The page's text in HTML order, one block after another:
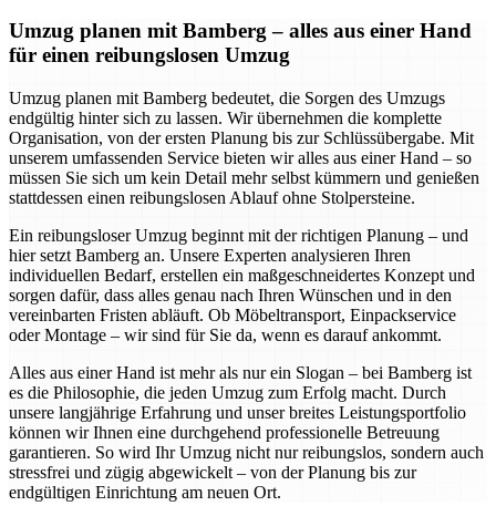
Umzug planen mit Bamberg – alles aus einer Hand
für einen reibungslosen Umzug
Umzug planen mit Bamberg bedeutet, die Sorgen des Umzugs
endgültig hinter sich zu lassen. Wir übernehmen die komplette
Organisation, von der ersten Planung bis zur Schlüssübergabe. Mit
unserem umfassenden Service bieten wir alles aus einer Hand – so
müssen Sie sich um kein Detail mehr selbst kümmern und genießen
stattdessen einen reibungslosen Ablauf ohne Stolpersteine.
Ein reibungsloser Umzug beginnt mit der richtigen Planung – und
hier setzt Bamberg an. Unsere Experten analysieren Ihren
individuellen Bedarf, erstellen ein maßgeschneidertes Konzept und
sorgen dafür, dass alles genau nach Ihren Wünschen und in den
vereinbarten Fristen abläuft. Ob Möbeltransport, Einpackservice
oder Montage – wir sind für Sie da, wenn es darauf ankommt.
Alles aus einer Hand ist mehr als nur ein Slogan – bei Bamberg ist
es die Philosophie, die jeden Umzug zum Erfolg macht. Durch
unsere langjährige Erfahrung und unser breites Leistungsportfolio
können wir Ihnen eine durchgehend professionelle Betreuung
garantieren. So wird Ihr Umzug nicht nur reibungslos, sondern auch
stressfrei und zügig abgewickelt – von der Planung bis zur
endgültigen Einrichtung am neuen Ort.